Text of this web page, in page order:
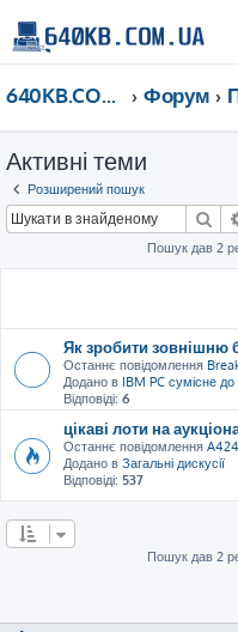
640KB.COM.UA Форум
Активні теми
Розширений пошук
Пошук дав 2
Як зробити зовнішню
Останнє повідомлення
Додано в IBM PC сумісне
Відповіді: 6
цікаві лоти на
Останнє повідомлення
Додано в Загальні дискусії
Відповіді: 537
Пошук дав 2